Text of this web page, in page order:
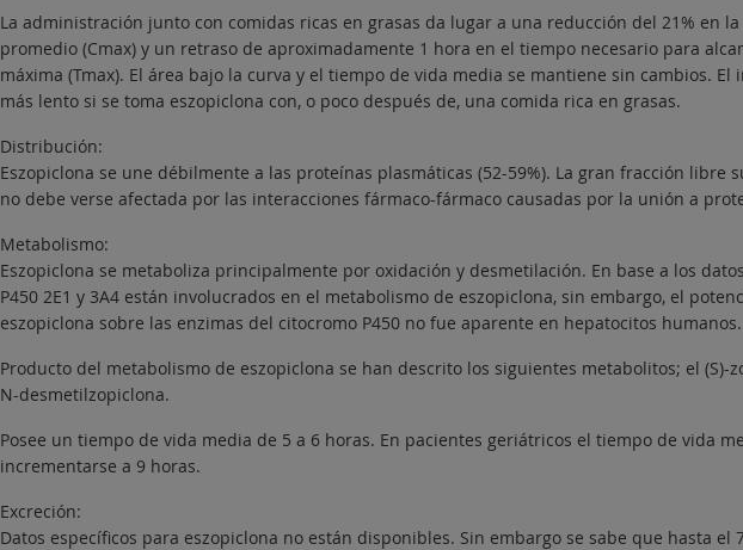
La administración junto con comidas ricas en grasas da lugar a una reducción del 21% en
promedio (Cmax) y un retraso de aproximadamente 1 hora en el tiempo necesario para
máxima (Tmax). El área bajo la curva y el tiempo de vida media se mantiene sin cambios. El
más lento si se toma eszopiclona con, o poco después de, una comida rica en grasas.
Distribución:
Eszopiclona se une débilmente a las proteínas plasmáticas (52-59%). La gran fracción libre
no debe verse afectada por las interacciones fármaco-fármaco causadas por la unión a
Metabolismo:
Eszopiclona se metaboliza principalmente por oxidación y desmetilación. En base a los
P450 2E1 y 3A4 están involucrados en el metabolismo de eszopiclona, sin embargo, el
eszopiclona sobre las enzimas del citocromo P450 no fue aparente en hepatocitos humanos.
Producto del metabolismo de eszopiclona se han descrito los siguientes metabolitos; el (S)-
N-desmetilzopiclona.
Posee un tiempo de vida media de 5 a 6 horas. En pacientes geriátricos el tiempo de vida
incrementarse a 9 horas.
Excreción:
Datos específicos para eszopiclona no están disponibles. Sin embargo se sabe que hasta el